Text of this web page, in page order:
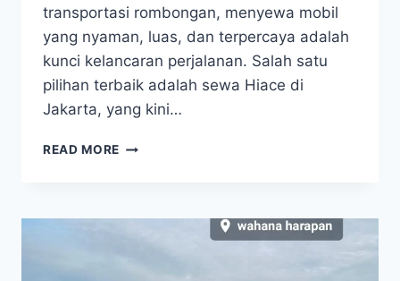
transportasi rombongan, menyewa mobil
yang nyaman, luas, dan terpercaya adalah
kunci kelancaran perjalanan. Salah satu
pilihan terbaik adalah sewa Hiace di
Jakarta, yang kini…
READ MORE SEWA
TRANSPORTASI